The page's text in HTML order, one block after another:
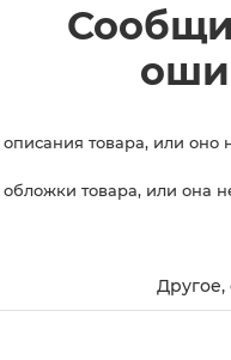
описания товара, или оно
обложки товара, или она
Другое,